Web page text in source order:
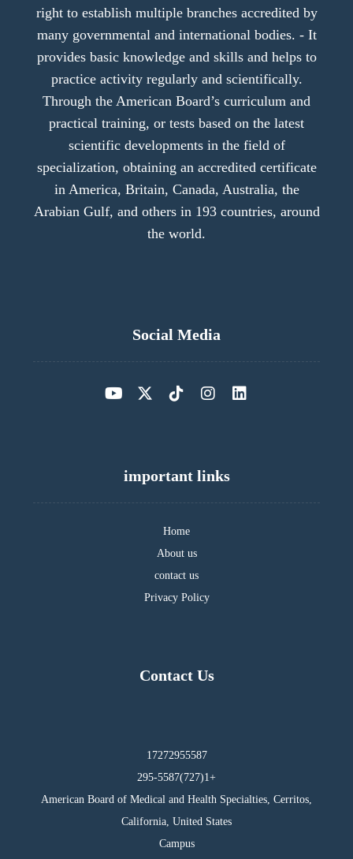
right to establish multiple branches accredited by
many governmental and international bodies. - It
provides basic knowledge and skills and helps to
practice activity regularly and scientifically.
Through the American Board’s curriculum and
practical training, or tests based on the latest
scientific developments in the field of
specialization, obtaining an accredited certificate
in America, Britain, Canada, Australia, the
Arabian Gulf, and others in 193 countries, around
the world.
Social Media
important links
Home
About us
contact us
Privacy Policy
Contact Us
17272955587
295-5587(727)1+
American Board of Medical and Health Specialties, Cerritos,
California, United States
Campus